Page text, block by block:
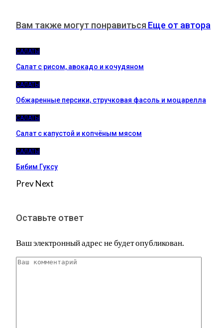
Вам также могут понравиться Еще от автора
САЛАТЫ
Салат с рисом, авокадо и кочудяном
САЛАТЫ
Обжаренные персики, стручковая фасоль и моцарелла
САЛАТЫ
Салат с капустой и копчёным мясом
САЛАТЫ
Бибим Гуксу
PrevNext
Оставьте ответ
Ваш электронный адрес не будет опубликован.